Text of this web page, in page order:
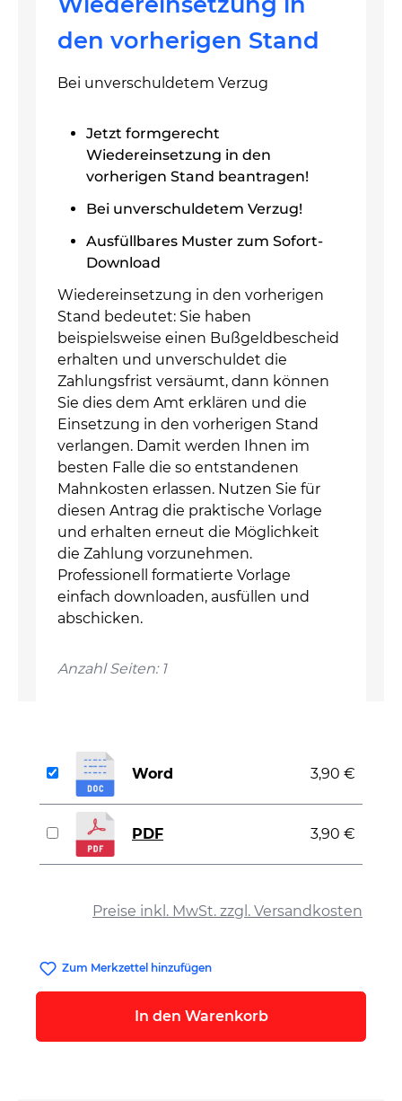
den vorherigen Stand
Bei unverschuldetem Verzug
Jetzt formgerecht
Wiedereinsetzung in den
vorherigen Stand beantragen!
Bei unverschuldetem Verzug!
Ausfüllbares Muster zum Sofort-
Download
Wiedereinsetzung in den vorherigen
Stand bedeutet: Sie haben
beispielsweise einen Bußgeldbescheid
erhalten und unverschuldet die
Zahlungsfrist versäumt, dann können
Sie dies dem Amt erklären und die
Einsetzung in den vorherigen Stand
verlangen. Damit werden Ihnen im
besten Falle die so entstandenen
Mahnkosten erlassen. Nutzen Sie für
diesen Antrag die praktische Vorlage
und erhalten erneut die Möglichkeit
die Zahlung vorzunehmen.
Professionell formatierte Vorlage
einfach downloaden, ausfüllen und
abschicken.
Anzahl Seiten: 1
Preise inkl. MwSt. zzgl. Versandkosten
Word 3,90 €
PDF 3,90 €
Zum Merkzettel hinzufügen
In den Warenkorb